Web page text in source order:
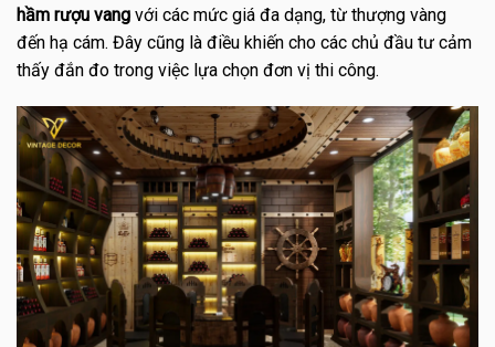
hầm rượu vang với các mức giá đa dạng, từ thượng vàng
đến hạ cám. Đây cũng là điều khiến cho các chủ đầu tư cảm
thấy đắn đo trong việc lựa chọn đơn vị thi công.